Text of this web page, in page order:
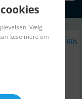
Gummibåd / Rib
Vælg
læse mere om